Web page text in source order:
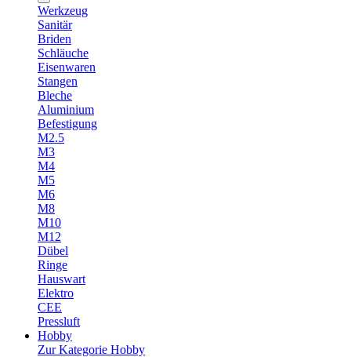
Werkzeug
Sanitär
Briden
Schläuche
Eisenwaren
Stangen
Bleche
Aluminium
Befestigung
M2.5
M3
M4
M5
M6
M8
M10
M12
Dübel
Ringe
Hauswart
Elektro
CEE
Pressluft
Hobby
Zur Kategorie Hobby